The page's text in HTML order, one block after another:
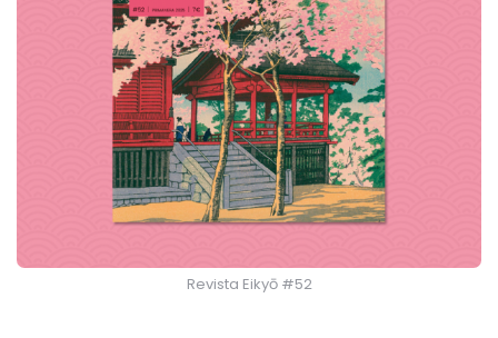
Revista Eikyō #52